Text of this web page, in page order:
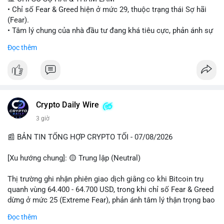
#vlikevn
• Chỉ số Fear & Greed hiện ở mức 29, thuộc trạng thái Sợ hãi
(Fear).
• Tâm lý chung của nhà đầu tư đang khá tiêu cực, phản ánh sự
• CoinGecko Trending: Plume (PLUME), Cash Cat (CASHCAT),
• LunarCrush Trending: Ethereum, Solana, Dogecoin, Polkadot,
Chainlink.
Viettel) và các từ khóa đời sống khác đang chiếm ưu thế.
💬 DÒNG CHẢY TIN TỨC & TRUYỀN THÔNG
năm tù đối với Sam Bankman-Fried (FTX).
• Tin tức vĩ mô: Cảnh báo về tình trạng stagflation (lạm phát
đình trệ) từ dữ liệu PMI của Mỹ; thu nhập của người Mỹ đang
• Tin tức Binance: Binance chuẩn bị nâng cấp dịch vụ giao dịch
Đọc thêm
Crypto Daily Wire
3 giờ
📰 BẢN TIN TỔNG HỢP CRYPTO TỐI - 07/08/2026
[Xu hướng chung]: 🟡 Trung lập (Neutral)
Thị trường ghi nhận phiên giao dịch giằng co khi Bitcoin trụ
quanh vùng 64.400 - 64.700 USD, trong khi chỉ số Fear & Greed
dừng ở mức 25 (Extreme Fear), phản ánh tâm lý thận trọng bao
Đọc thêm